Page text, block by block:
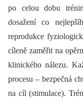
po celou dobu
dosažení co
reprodukce
cíleně zaměřit na
klinického nálezu.
procesu –⁠ bezpečná
na cíl (stimulace).